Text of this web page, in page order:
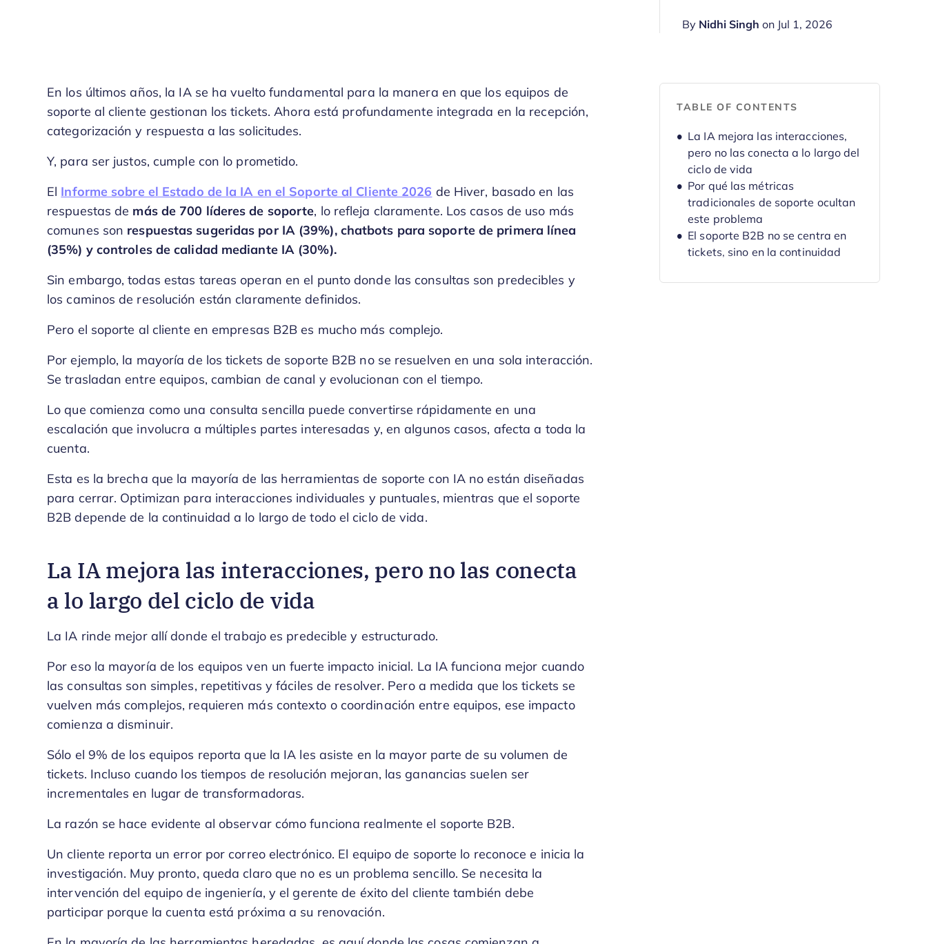
By Nidhi Singh on Jul 1, 2026
En los últimos años, la IA se ha vuelto fundamental para la manera en que los equipos de
soporte al cliente gestionan los tickets. Ahora está profundamente integrada en la recepción,
categorización y respuesta a las solicitudes.
Y, para ser justos, cumple con lo prometido.
El Informe sobre el Estado de la IA en el Soporte al Cliente 2026 de Hiver, basado en las
respuestas de más de 700 líderes de soporte, lo refleja claramente. Los casos de uso más
comunes son respuestas sugeridas por IA (39%), chatbots para soporte de primera línea
(35%) y controles de calidad mediante IA (30%).
Sin embargo, todas estas tareas operan en el punto donde las consultas son predecibles y
los caminos de resolución están claramente definidos.
Pero el soporte al cliente en empresas B2B es mucho más complejo.
Por ejemplo, la mayoría de los tickets de soporte B2B no se resuelven en una sola interacción.
Se trasladan entre equipos, cambian de canal y evolucionan con el tiempo.
Lo que comienza como una consulta sencilla puede convertirse rápidamente en una
escalación que involucra a múltiples partes interesadas y, en algunos casos, afecta a toda la
cuenta.
Esta es la brecha que la mayoría de las herramientas de soporte con IA no están diseñadas
para cerrar. Optimizan para interacciones individuales y puntuales, mientras que el soporte
B2B depende de la continuidad a lo largo de todo el ciclo de vida.
La IA mejora las interacciones, pero no las conecta
a lo largo del ciclo de vida
La IA rinde mejor allí donde el trabajo es predecible y estructurado.
Por eso la mayoría de los equipos ven un fuerte impacto inicial. La IA funciona mejor cuando
las consultas son simples, repetitivas y fáciles de resolver. Pero a medida que los tickets se
vuelven más complejos, requieren más contexto o coordinación entre equipos, ese impacto
comienza a disminuir.
Sólo el 9% de los equipos reporta que la IA les asiste en la mayor parte de su volumen de
tickets. Incluso cuando los tiempos de resolución mejoran, las ganancias suelen ser
incrementales en lugar de transformadoras.
La razón se hace evidente al observar cómo funciona realmente el soporte B2B.
Un cliente reporta un error por correo electrónico. El equipo de soporte lo reconoce e inicia la
investigación. Muy pronto, queda claro que no es un problema sencillo. Se necesita la
intervención del equipo de ingeniería, y el gerente de éxito del cliente también debe
participar porque la cuenta está próxima a su renovación.
TABLE OF CONTENTS
La IA mejora las interacciones,
pero no las conecta a lo largo del
ciclo de vida
Por qué las métricas
tradicionales de soporte ocultan
este problema
El soporte B2B no se centra en
tickets, sino en la continuidad
mantener la continuidad